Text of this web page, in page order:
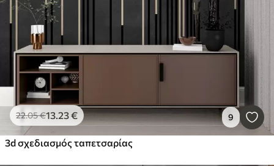
22.05€13.23€ 9
3d σχεδιασμός ταπετσαρίας